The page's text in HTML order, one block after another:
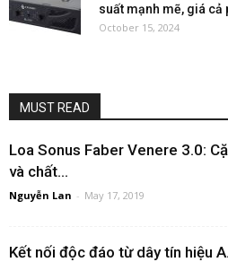
suất mạnh mẽ, giá cả
October 15, 2024
MUST READ
Loa Sonus Faber Venere 3.0:
và chất...
Nguyễn Lan - May 17, 2019
Kết nối độc đáo từ dây tín hiệu